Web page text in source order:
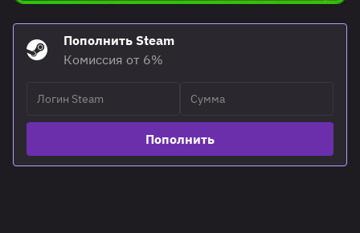
Пополнить Steam
Комиссия от 6%
Пополнить